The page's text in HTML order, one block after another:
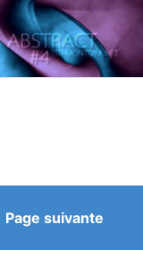
Page suivante